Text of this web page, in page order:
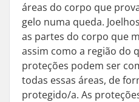
áreas do corpo que
gelo numa queda.
as partes do corpo que
assim como a região do
proteções podem ser
todas essas áreas, de
protegido/a. As